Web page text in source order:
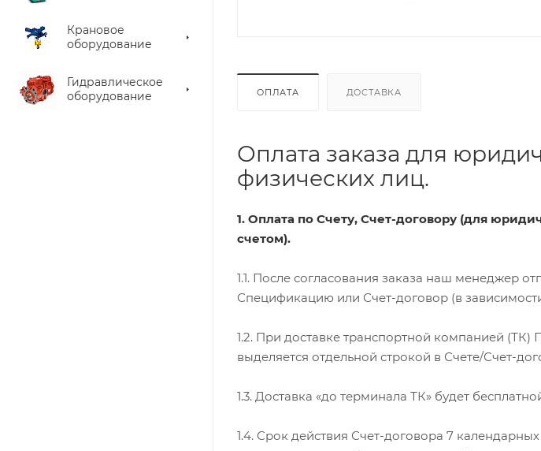
Крановое
оборудование
Гидравлическое
оборудование
ОПЛАТА ДОСТАВКА
Оплата заказа для
физических лиц.
1. Оплата по Счету, Счет-договору (для
счетом).
1.1. После согласования заказа наш менеджер
Спецификацию или Счет-договор (в
1.2. При доставке транспортной компанией (ТК)
выделяется отдельной строкой в Счете/Счет-
1.3. Доставка «до терминала ТК» будет
1.4. Срок действия Счет-договора 7